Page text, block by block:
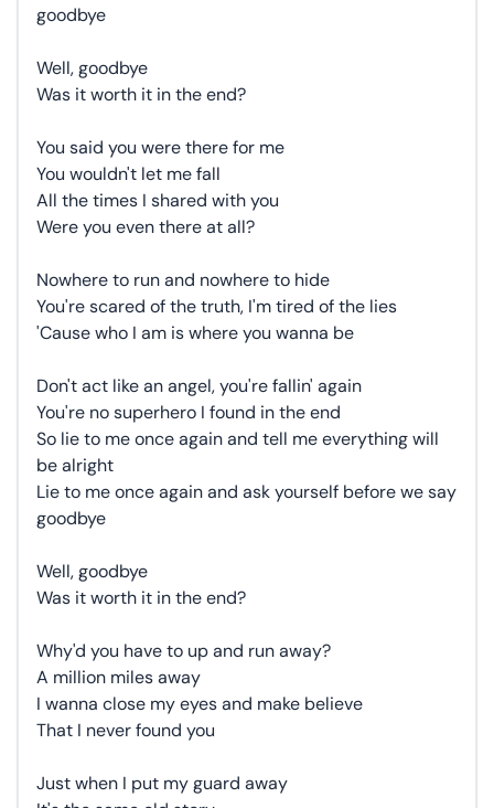
goodbye
Well, goodbye
Was it worth it in the end?
You said you were there for me
You wouldn't let me fall
All the times I shared with you
Were you even there at all?
Nowhere to run and nowhere to hide
You're scared of the truth, I'm tired of the lies
'Cause who I am is where you wanna be
Don't act like an angel, you're fallin' again
You're no superhero I found in the end
So lie to me once again and tell me everything will
be alright
Lie to me once again and ask yourself before we say
goodbye
Well, goodbye
Was it worth it in the end?
Why'd you have to up and run away?
A million miles away
I wanna close my eyes and make believe
That I never found you
Just when I put my guard away